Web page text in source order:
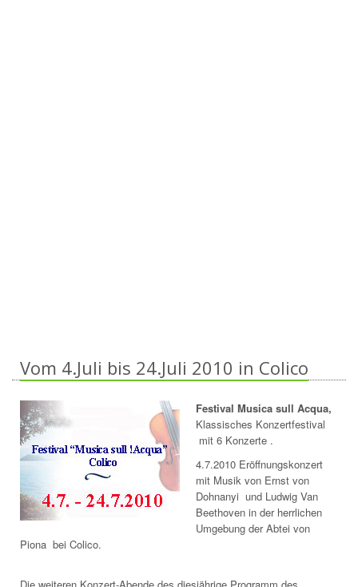
Vom 4.Juli bis 24.Juli 2010 in Colico
Festival Musica sull Acqua,
Klassisches Konzertfestival
mit 6 Konzerte .
4.7.2010 Eröffnungskonzert
mit Musik von Ernst von
Dohnanyi und Ludwig Van
Beethoven in der herrlichen
Umgebung der Abtei von
Piona bei Colico.